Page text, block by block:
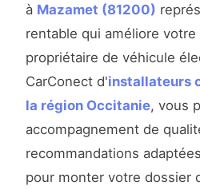
à Mazamet (81200)
rentable qui améliore
propriétaire de véhicule
CarConect d'installateurs
la région Occitanie, vous
accompagnement de
recommandations
pour monter votre dossier